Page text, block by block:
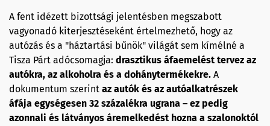
A fent idézett bizottsági jelentésben megszabott
vagyonadó kiterjesztéseként értelmezhető, hogy az
autózás és a "háztartási bűnök" világát sem kímélné a
Tisza Párt adócsomagja: drasztikus áfaemelést tervez az
autókra, az alkoholra és a dohánytermékekre. A
dokumentum szerint az autók és az autóalkatrészek
áfája egységesen 32 százalékra ugrana – ez pedig
azonnali és látványos áremelkedést hozna a szalonoktól